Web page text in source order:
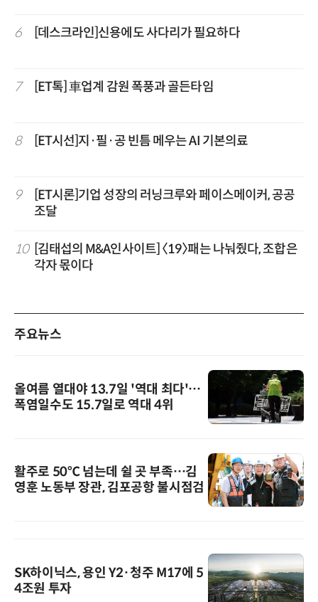
6 [데스크라인]신용에도 사다리가 필요하다
7 [ET톡] 車업계 감원 폭풍과 골든타임
8 [ET시선]지·필·공 빈틈 메우는 AI 기본의료
9
[ET시론]기업 성장의 러닝크루와 페이스메이커, 공공
조달
10
[김태섭의 M&A인사이트] 〈19〉패는 나눠줬다, 조합은
각자 몫이다
주요뉴스
올여름 열대야 13.7일 '역대 최다'…
폭염일수도 15.7일로 역대 4위
활주로 50℃ 넘는데 쉴 곳 부족…김
영훈 노동부 장관, 김포공항 불시점검
SK하이닉스, 용인 Y2·청주 M17에 5
4조원 투자